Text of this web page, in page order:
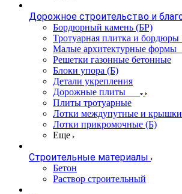
Дорожное строительство и
Бордюрный камень (БР)
Тротуарная плитка и бордюры
Малые архитектурные формы
Решетки газонные бетонные
Блоки упора (Б)
Детали укрепления
Дорожные плиты
Плиты тротуарные
Лотки междупутные и
Лотки прикромочные (Б)
Еще
Строительные материалы
Бетон
Раствор строительный